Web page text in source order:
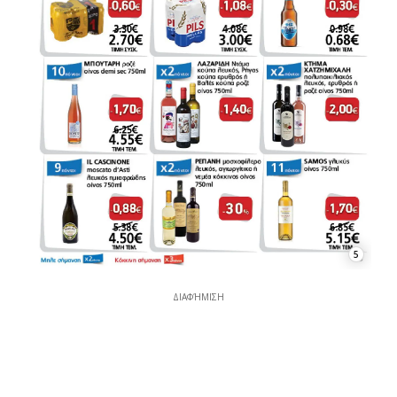
5
ΔΙΑΦΉΜΙΣΗ